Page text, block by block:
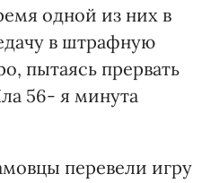
одной из них в
в штрафную
пытаясь прервать
56- я минута
перевели игру